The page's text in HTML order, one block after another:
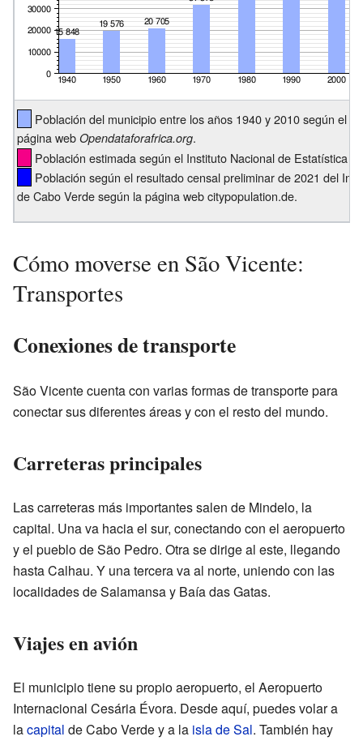
Población del municipio entre los años 1940 y 2010 según el
página webOpendataforafrica.org.
Población estimada según el Instituto Nacional de Estatística
Población según el resultado censal preliminar de 2021 del
de Cabo Verde según la página web citypopulation.de.
Cómo moverse en São Vicente:
Transportes
Conexiones de transporte
São Vicente cuenta con varias formas de transporte para
conectar sus diferentes áreas y con el resto del mundo.
Carreteras principales
Las carreteras más importantes salen de Mindelo, la
capital. Una va hacia el sur, conectando con el aeropuerto
y el pueblo de São Pedro. Otra se dirige al este, llegando
hasta Calhau. Y una tercera va al norte, uniendo con las
localidades de Salamansa y Baía das Gatas.
Viajes en avión
El municipio tiene su propio aeropuerto, el Aeropuerto
Internacional Cesária Évora. Desde aquí, puedes volar a
lacapital de Cabo Verde y a la isla de Sal. También hay